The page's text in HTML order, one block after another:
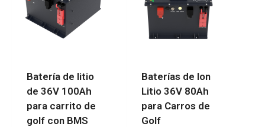
Batería de litio
de 36V 100Ah
para carrito de
golf con BMS
Baterías de Ion
Litio 36V 80Ah
para Carros de
Golf